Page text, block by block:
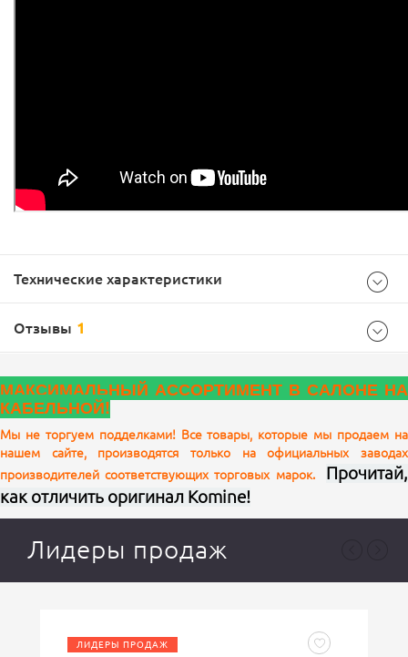
Технические характеристики
размер XLB
Цвет
Характеристики
2XL, 2XLB, 3XL, 3XLB, 4XLB, 5XLB, 6XLB, L, LB, LT, M, MB, S, XL,
XLB, XLT
Отзывы 1
Средняя оценка товара
5
МАКСИМАЛЬНЫЙ АССОРТИМЕНТ В САЛОНЕ НА
КАБЕЛЬНОЙ!
Мы не торгуем подделками! Все товары, которые мы продаем на
нашем сайте, производятся только на официальных заводах
производителей соответствующих торговых марок.
Прочитай,
как отличить оригинал Komine!
Лидеры продаж
ЛИДЕРЫ ПРОДАЖ